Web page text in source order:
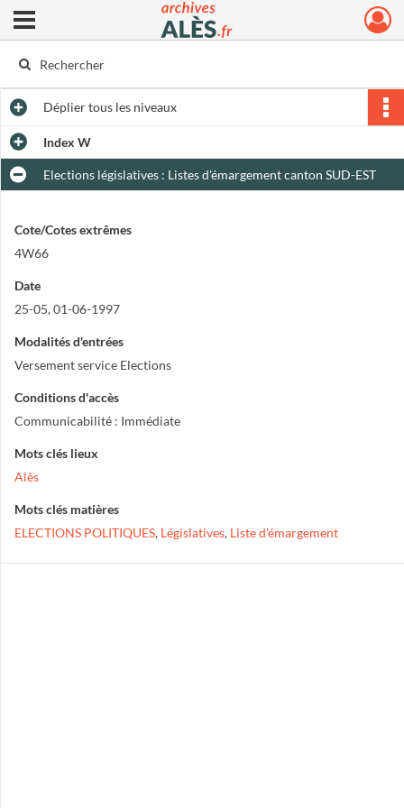
Archives municipales d'Alès
Ouvrir le menu déroulant
Dépliertous les niveaux
Index W
Elections législatives : Listes d'émargement canton SUD-EST
Cote/Cotes extrêmes
4W66
Date
25-05, 01-06-1997
Modalités d'entrées
Versement service Elections
Conditions d'accès
Communicabilité : Immédiate
Mots clés lieux
Alès
Mots clés matières
ELECTIONS POLITIQUES, Législatives, Liste d'émargement